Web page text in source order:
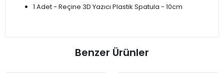
1 Adet - Reçine 3D Yazıcı Plastik Spatula - 10cm
Benzer Ürünler